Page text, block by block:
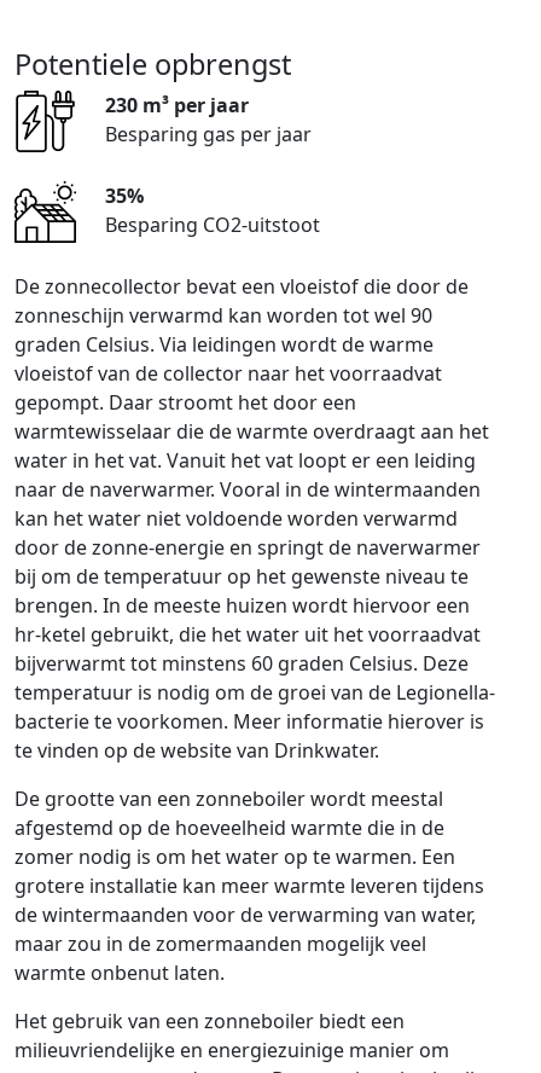
Potentiele opbrengst
230 m³ per jaar
Besparing gas per jaar
35%
Besparing CO2-uitstoot
De zonnecollector bevat een vloeistof die door de
zonneschijn verwarmd kan worden tot wel 90
graden Celsius. Via leidingen wordt de warme
vloeistof van de collector naar het voorraadvat
gepompt. Daar stroomt het door een
warmtewisselaar die de warmte overdraagt aan het
water in het vat. Vanuit het vat loopt er een leiding
naar de naverwarmer. Vooral in de wintermaanden
kan het water niet voldoende worden verwarmd
door de zonne-energie en springt de naverwarmer
bij om de temperatuur op het gewenste niveau te
brengen. In de meeste huizen wordt hiervoor een
hr-ketel gebruikt, die het water uit het voorraadvat
bijverwarmt tot minstens 60 graden Celsius. Deze
temperatuur is nodig om de groei van de Legionella-
bacterie te voorkomen. Meer informatie hierover is
te vinden op de website van Drinkwater.
De grootte van een zonneboiler wordt meestal
afgestemd op de hoeveelheid warmte die in de
zomer nodig is om het water op te warmen. Een
grotere installatie kan meer warmte leveren tijdens
de wintermaanden voor de verwarming van water,
maar zou in de zomermaanden mogelijk veel
warmte onbenut laten.
Het gebruik van een zonneboiler biedt een
milieuvriendelijke en energiezuinige manier om